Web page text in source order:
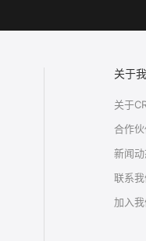
关于我
关于
合作
新闻
联系我
加入我